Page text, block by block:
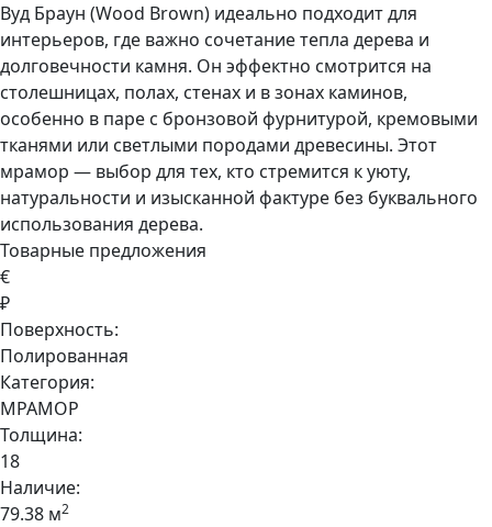
Вуд Браун (Wood Brown) идеально подходит для
интерьеров, где важно сочетание тепла дерева и
долговечности камня. Он эффектно смотрится на
столешницах, полах, стенах и в зонах каминов,
особенно в паре с бронзовой фурнитурой, кремовыми
тканями или светлыми породами древесины. Этот
мрамор — выбор для тех, кто стремится к уюту,
натуральности и изысканной фактуре без буквального
использования дерева.
Товарные предложения
€
₽
Поверхность:
Полированная
Категория:
МРАМОР
Толщина:
18
Наличие:
79.38 м2